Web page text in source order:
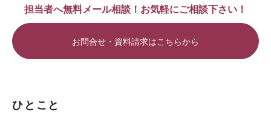
担当者へ無料メール相談！お気軽にご相談下さい！
お問合せ・資料請求はこちらから
ひとこと